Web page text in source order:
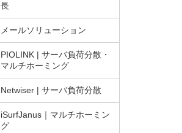
長
メールソリューション
PIOLINK | サーバ負荷分散・
マルチホーミング
Netwiser | サーバ負荷分散
iSurfJanus｜マルチホーミン
グ